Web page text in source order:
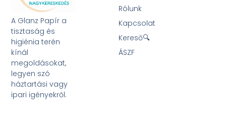
A Glanz Papír a
tisztaság és
higiénia terén
kínál
megoldásokat,
legyen szó
háztartási vagy
ipari igényekről.
Rólunk
Kapcsolat
Kereső🔍
ÁSZF